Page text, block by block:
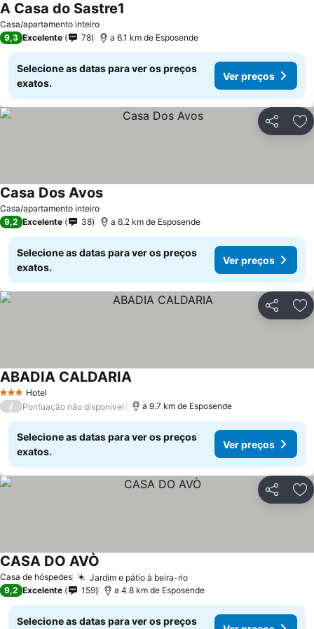
Casa/apartamento inteiro
A Casa do Sastre1
9,3 Excelente 78 a 6.1 km de Esposende
Selecione as datas para ver os preços
exatos.
Ver preços
Partilhar
Casa/apartamento inteiro
Casa Dos Avos
9,2 Excelente 38 a 6.2 km de Esposende
Selecione as datas para ver os preços
exatos.
Ver preços
Partilhar
3 EstrelasHotel
ABADIA CALDARIA
/ Pontuação não disponível a 9.7 km de Esposende
Selecione as datas para ver os preços
exatos.
Ver preços
Partilhar
Casa de hóspedes Jardim e pátio à beira-rio
CASA DO AVÒ
9,2 Excelente 159 a 4.8 km de Esposende
Selecione as datas para ver os preços